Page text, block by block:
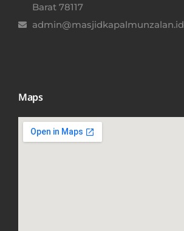
Barat 78117​
admin@masjidkapalmunzalan.id
Maps